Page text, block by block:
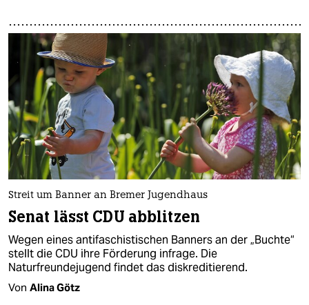
Streit um Banner an Bremer Jugendhaus
Senat lässt CDU abblitzen
Wegen eines antifaschistischen Banners an der „Buchte“
stellt die CDU ihre Förderung infrage. Die
Naturfreundejugend findet das diskreditierend.
Von Alina Götz